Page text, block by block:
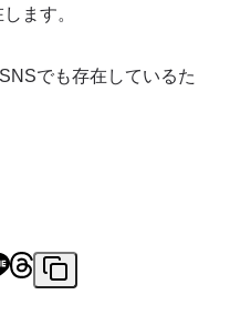
ます。
でも存在しているた